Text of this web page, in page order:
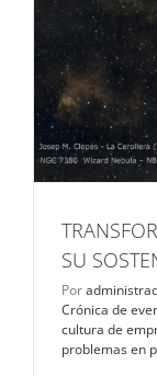
SU
Por
Crónica de
cultura de
problemas en